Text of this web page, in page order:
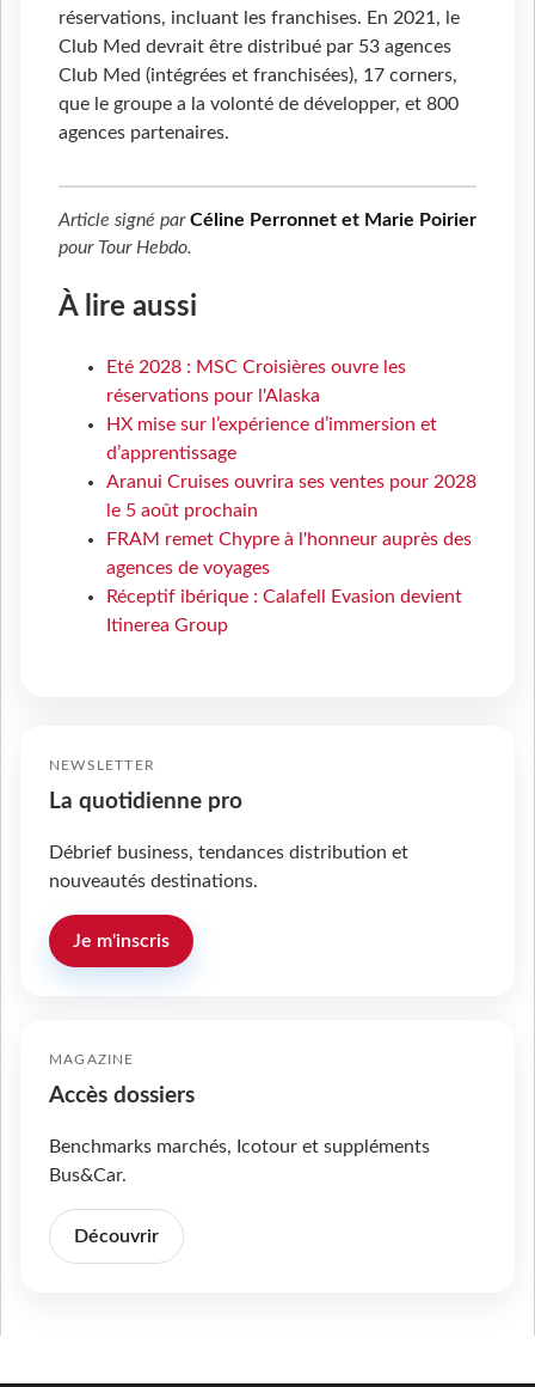
réservations, incluant les franchises. En 2021, le
Club Med devrait être distribué par 53 agences
Club Med (intégrées et franchisées), 17 corners,
que le groupe a la volonté de développer, et 800
agences partenaires.
Article signé parCéline Perronnet et Marie Poirier
pour Tour Hebdo.
À lire aussi
Eté 2028 : MSC Croisières ouvre les
réservations pour l'Alaska
HX mise sur l’expérience d’immersion et
d’apprentissage
Aranui Cruises ouvrira ses ventes pour 2028
le 5 août prochain
FRAM remet Chypre à l'honneur auprès des
agences de voyages
Réceptif ibérique : Calafell Evasion devient
Itinerea Group
NEWSLETTER
La quotidienne pro
Débrief business, tendances distribution et
nouveautés destinations.
Je m'inscris
MAGAZINE
Accès dossiers
Benchmarks marchés, Icotour et suppléments
Bus&Car.
Découvrir